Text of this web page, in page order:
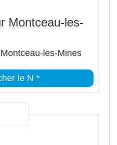
Montceau-les-
les-Mines
le N *